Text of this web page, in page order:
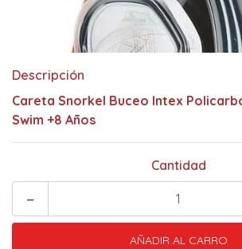
Descripción
Careta Snorkel Buceo Intex
Swim +8 Años
Cantidad
-